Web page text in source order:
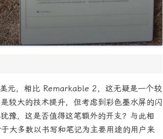
，相比 Remarkable 2，这无疑是一个较
较大的技术提升，但考虑到彩色墨水屏的闪
豫，这是否值得这笔额外的开支？与此相
大多数以书写和笔记为主要用途的用户来